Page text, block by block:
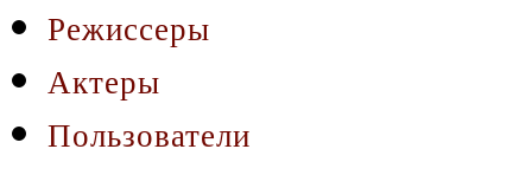
Режиссеры
Актеры
Пользователи